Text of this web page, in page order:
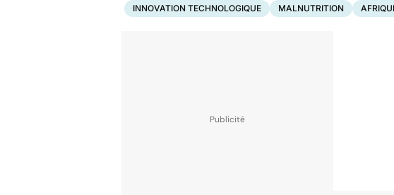
INNOVATION TECHNOLOGIQUE MALNUTRITION